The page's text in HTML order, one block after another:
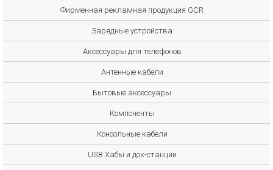
Фирменная рекламная продукция GCR
Зарядные устройства
Аксессуары для телефонов
Антенные кабели
Бытовые аксессуары
Компоненты
Консольные кабели
USB Хабы и док-станции